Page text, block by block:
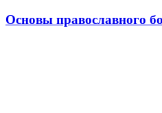
Основы православного